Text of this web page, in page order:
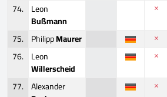
74. Leon
Bußmann
75. PhilippMaurer
76. Leon
Willerscheid
77. Alexander